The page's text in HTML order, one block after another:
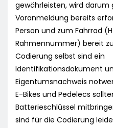
gewährleisten, wird darum
Voranmeldung bereits
Person und zum Fahrrad
Rahmennummer) bereit
Codierung selbst sind ein
Identifikationsdokument
Eigentumsnachweis
E-Bikes und Pedelecs
Batterieschlüssel
sind für die Codierung